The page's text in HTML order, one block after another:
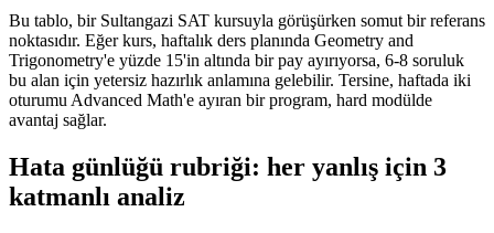
Bu tablo, bir Sultangazi SAT kursuyla görüşürken somut bir referans
noktasıdır. Eğer kurs, haftalık ders planında Geometry and
Trigonometry'e yüzde 15'in altında bir pay ayırıyorsa, 6-8 soruluk
bu alan için yetersiz hazırlık anlamına gelebilir. Tersine, haftada iki
oturumu Advanced Math'e ayıran bir program, hard modülde
avantaj sağlar.
Hata günlüğü rubriği: her yanlış için 3
katmanlı analiz